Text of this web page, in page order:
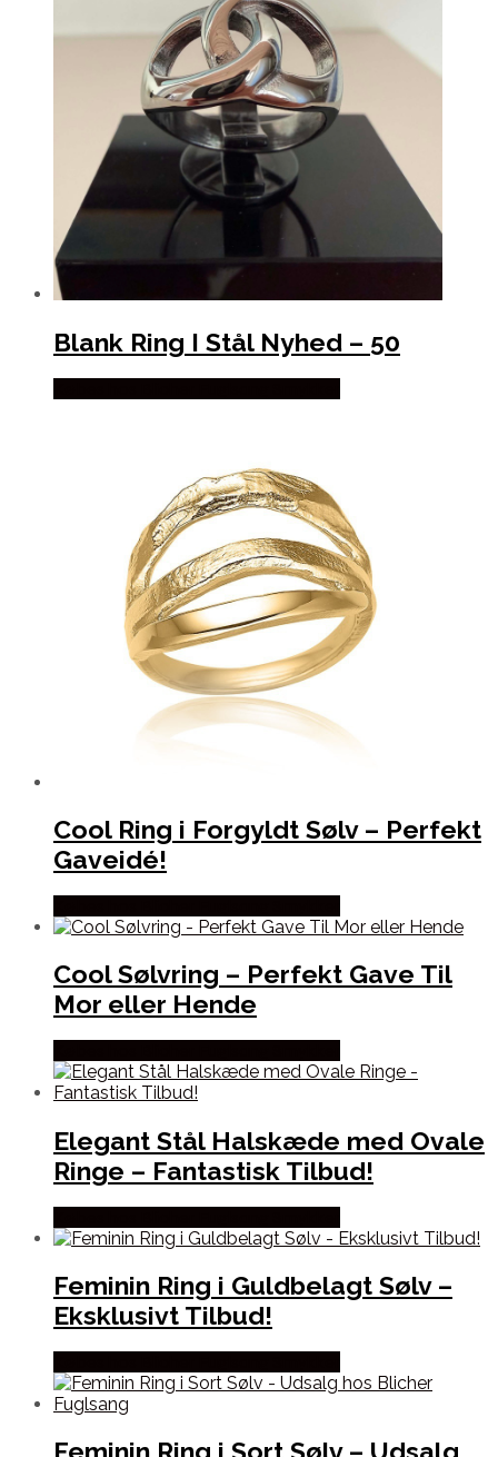
Blank Ring I Stål Nyhed – 50
Cool Ring i Forgyldt Sølv – Perfekt
Gaveidé!
Cool Sølvring – Perfekt Gave Til
Mor eller Hende
Elegant Stål Halskæde med Ovale
Ringe – Fantastisk Tilbud!
Feminin Ring i Guldbelagt Sølv –
Eksklusivt Tilbud!